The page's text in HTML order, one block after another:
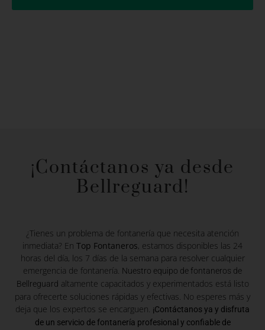
¡Contáctanos ya desde
Bellreguard!
¿Tienes un problema de fontanería que necesita atención
inmediata? En Top Fontaneros, estamos disponibles las 24
horas del día, los 7 días de la semana para resolver cualquier
emergencia de fontanería. Nuestro equipo de fontaneros de
Bellreguard altamente capacitados y experimentados está listo
para ofrecerte soluciones rápidas y efectivas. No esperes más y
deja que los expertos se encarguen. ¡Contáctanos ya y disfruta
de un servicio de fontanería profesional y confiable de